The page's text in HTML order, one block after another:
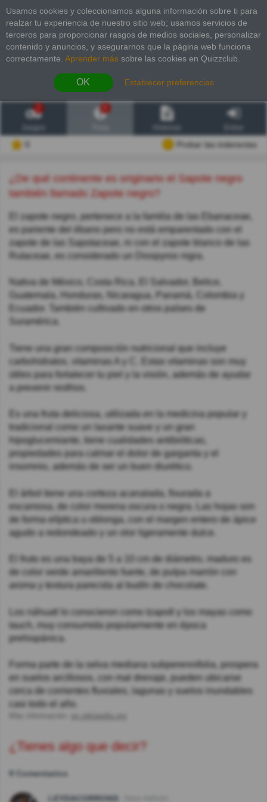
Usamos cookies y coleccionamos alguna información sobre ti para
realzar tu experiencia de nuestro sitio web; usamos servicios de
terceros para proporcionar rasgos de medios sociales, personalizar
contenido y anuncios, y asegurarnos que la página web funciona
correctamente. Aprender más sobre las cookies en Quizzclub.
OK Establecer preferencias
2
Probar las inderectas
¿De qué continente es originario el Sapote negro
también llamado Zapote negro?
El zapote negro, pertenece a la familia de las Ebanaceae,
es pariente del ébano pero no está emparentado con el
zapote de las Sapotaceae, ni con el zapote blanco de las
Rutaceae, es considerado un Diospyros nigra.
Nativa de México, Costa Rica, El Salvador, Belice,
Guatemala, Honduras, Nicaragua, Panamá, Colombia y
Ecuador. ​También cultivado en otros países de
Suramérica.
Tiene una gran composición nutricional que incluye
carbohidratos, vitaminas A y C. Estas vitaminas son muy
útiles para fortalecer tu piel y la visión, además de ayudar
a prevenir resfrios.
Es una fruta deliciosa, utilizada en la medicina popular y
tradicional como un laxante suave y un gran
hipoglucemiante, tiene cualidades antibióticas,
propiedades para calmar el dolor de garganta y el
insomnio, además de ser un buen diurético.
El árbol tiene una corteza acanalada, fisurada a
escamosa, de color morena oscura o negra. Las hojas son
de forma elíptica u oblonga, con el margen entero de ápice
agudo a redondeado y un olor ligeramente dulce.
El fruto es una baya de 5 a 10 cm de diámetro, maduro es
de color verde amarillento fuerte, de pulpa marrón con
aroma y textura parecida al budín de chocolate.
Los náhuatl lo conocieron como tzapotl y los mayas como
tauch, muy consumida popularmente en época
prehispánica.
Forma parte de la selva mediana subperennifolia, prospera
en suelos arcillosos, con mal drenaje, pueden ubicarse
cerca de corrientes fluviales, lagunas y suelos inundables
casi todo el año.
¿Tienes algo que decir?
9 Comentarios
LEYDACORRONS